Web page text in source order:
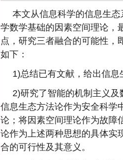
本文从信息科学的信息生
学数学基础的因素空间理论，
点，研究三者融合的可能性，
如下：
1)总结已有文献，给出信
2)研究了智能的机制主义
信息生态方法论作为安全科学
论；将因素空间理论作为故障
论作为上述两种思想的具体实
合的可行性及其意义。